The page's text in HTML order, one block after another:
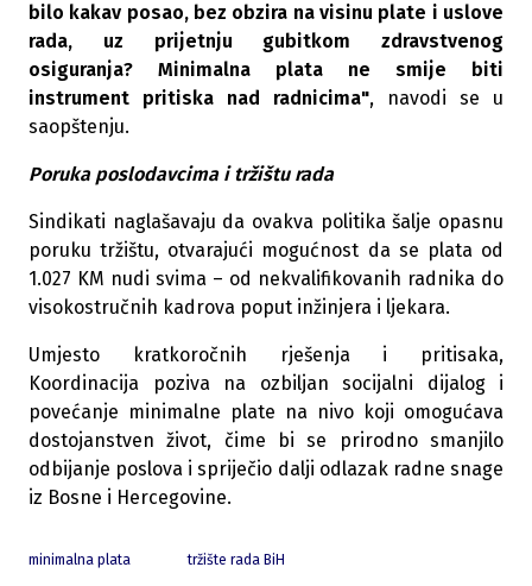
bilo kakav posao, bez obzira na visinu plate i uslove
rada, uz prijetnju gubitkom zdravstvenog
osiguranja? Minimalna plata ne smije biti
instrument pritiska nad radnicima", navodi se u
saopštenju.
Poruka poslodavcima i tržištu rada
Sindikati naglašavaju da ovakva politika šalje opasnu
poruku tržištu, otvarajući mogućnost da se plata od
1.027 KM nudi svima – od nekvalifikovanih radnika do
visokostručnih kadrova poput inžinjera i ljekara.
Umjesto kratkoročnih rješenja i pritisaka,
Koordinacija poziva na ozbiljan socijalni dijalog i
povećanje minimalne plate na nivo koji omogućava
dostojanstven život, čime bi se prirodno smanjilo
odbijanje poslova i spriječio dalji odlazak radne snage
iz Bosne i Hercegovine.
minimalna plata tržište rada BiH